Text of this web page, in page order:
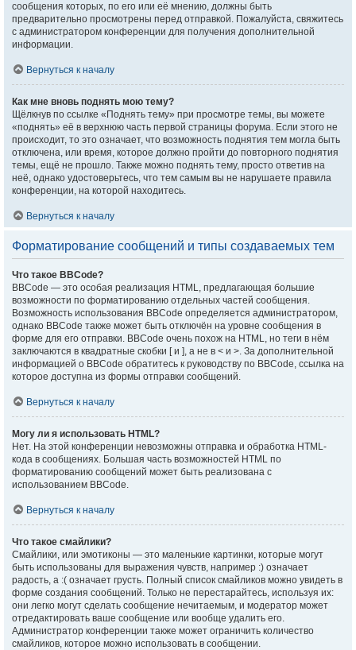
сообщения которых, по его или её мнению, должны быть
предварительно просмотрены перед отправкой. Пожалуйста, свяжитесь
с администратором конференции для получения дополнительной
информации.
Вернуться к началу
Как мне вновь поднять мою тему?
Щёлкнув по ссылке «Поднять тему» при просмотре темы, вы можете
«поднять» её в верхнюю часть первой страницы форума. Если этого не
происходит, то это означает, что возможность поднятия тем могла быть
отключена, или время, которое должно пройти до повторного поднятия
темы, ещё не прошло. Также можно поднять тему, просто ответив на
неё, однако удостоверьтесь, что тем самым вы не нарушаете правила
конференции, на которой находитесь.
Вернуться к началу
Форматирование сообщений и типы создаваемых тем
Что такое BBCode?
BBCode — это особая реализация HTML, предлагающая большие
возможности по форматированию отдельных частей сообщения.
Возможность использования BBCode определяется администратором,
однако BBCode также может быть отключён на уровне сообщения в
форме для его отправки. BBCode очень похож на HTML, но теги в нём
заключаются в квадратные скобки [ и ], а не в < и >. За дополнительной
информацией о BBCode обратитесь к руководству по BBCode, ссылка на
которое доступна из формы отправки сообщений.
Вернуться к началу
Могу ли я использовать HTML?
Нет. На этой конференции невозможны отправка и обработка HTML-
кода в сообщениях. Большая часть возможностей HTML по
форматированию сообщений может быть реализована с
использованием BBCode.
Вернуться к началу
Что такое смайлики?
Смайлики, или эмотиконы — это маленькие картинки, которые могут
быть использованы для выражения чувств, например :) означает
радость, а :( означает грусть. Полный список смайликов можно увидеть в
форме создания сообщений. Только не перестарайтесь, используя их:
они легко могут сделать сообщение нечитаемым, и модератор может
отредактировать ваше сообщение или вообще удалить его.
Администратор конференции также может ограничить количество
смайликов, которое можно использовать в сообщении.